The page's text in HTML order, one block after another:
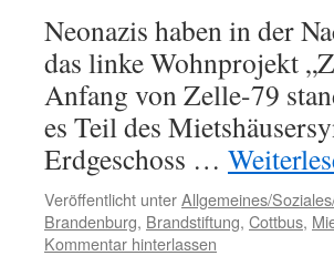
Neonazis haben in der
das linke Wohnprojekt
Anfang von Zelle-79
es Teil des
Erdgeschoss …
Veröffentlicht unterAllgemeines/
Brandenburg, Brandstiftung, Cottbus,
Kommentar hinterlassen